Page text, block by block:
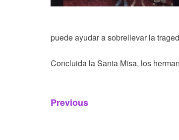
puede ayudar a sobrellevar la
Concluida la Santa Misa, los
Navegación
PreviousPrevious